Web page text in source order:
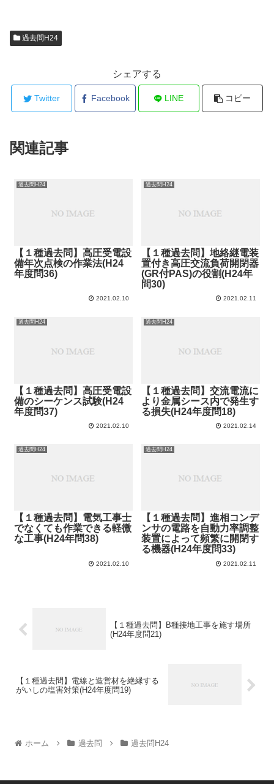
過去問H24
シェアする
Twitter Facebook LINE コピー
関連記事
過去問H24
【１種過去問】高圧受電設
備年次点検の作業法(H24
年度問36)
2021.02.10
過去問H24
【１種過去問】地絡継電装
置付き高圧交流負荷開閉器
(GR付PAS)の役割(H24年
問30)
2021.02.11
過去問H24
【１種過去問】高圧受電設
備のシーケンス試験(H24
年度問37)
2021.02.10
過去問H24
【１種過去問】交流電流に
より金属シース内で発生す
る損失(H24年度問18)
2021.02.14
過去問H24
【１種過去問】電気工事士
でなくても作業できる軽微
な工事(H24年問38)
2021.02.10
過去問H24
【１種過去問】進相コンデ
ンサの電路を自動力率調整
装置によって頻繁に開閉す
る機器(H24年度問33)
2021.02.11
【１種過去問】B種接地工事を施す場所
(H24年度問21)
【１種過去問】電線と造営材を絶縁する
がいしの塩害対策(H24年度問19)
ホーム 過去問 過去問H24